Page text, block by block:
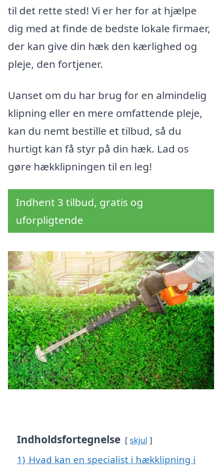
til det rette sted! Vi er her for at hjælpe
dig med at finde de bedste lokale firmaer,
der kan give din hæk den kærlighed og
pleje, den fortjener.
Uanset om du har brug for en almindelig
klipning eller en mere omfattende pleje,
kan du nemt bestille et tilbud, så du
hurtigt kan få styr på din hæk. Lad os
gøre hækklipningen til en leg!
Indhent 3 tilbud, gratis og
uforpligtende
Indholdsfortegnelse skjul
1) Hvad kan en specialist i hækklipning i